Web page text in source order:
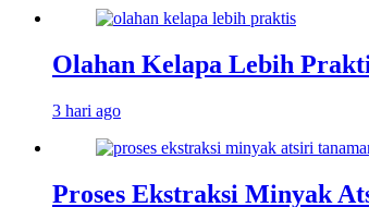
Olahan Kelapa Lebih
3 hari ago
Proses Ekstraksi Minyak